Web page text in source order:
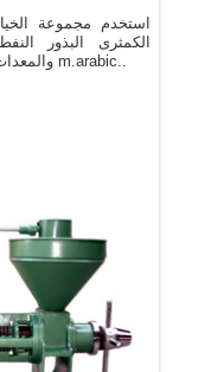
استخدم مجموعة
الكمثرى البذور
والمعدات الزراعية وتسوق المزيد على m.arabic..